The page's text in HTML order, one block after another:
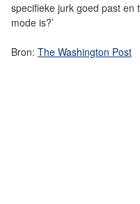
specifieke jurk goed past en
mode is?’
Bron: The Washington Post